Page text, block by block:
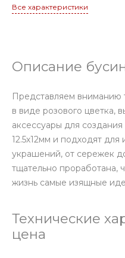
Все характеристики
Описание
Представляем вниманию
в виде розового цветка,
аксессуары для
12.5х12мм и подходят для
украшений, от сережек
тщательно проработана,
жизнь самые изящные
Технические
цена